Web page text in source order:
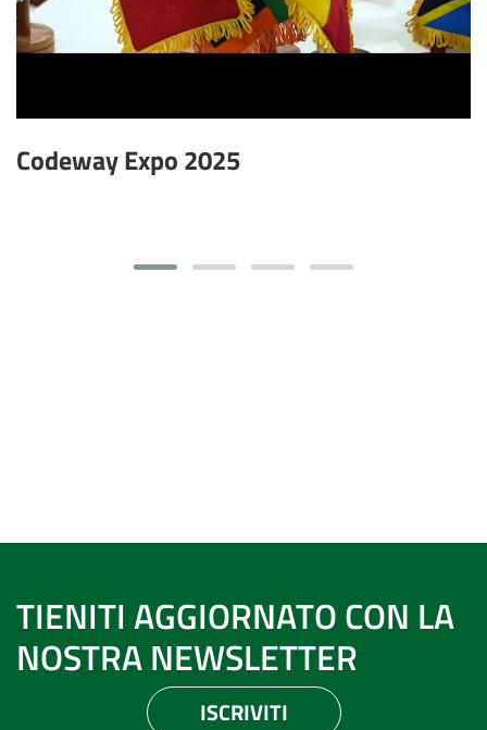
Codeway Expo 2025
TIENITI AGGIORNATO CON LA
NOSTRA NEWSLETTER
ISCRIVITI